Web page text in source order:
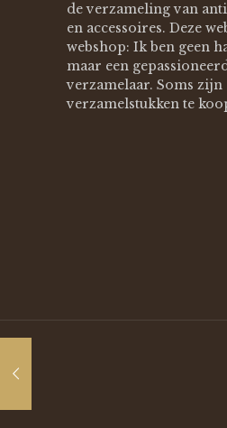
de verzameling van
en accessoires. Deze
webshop: Ik ben geen
maar een
verzamelaar. Soms zijn
verzamelstukken te